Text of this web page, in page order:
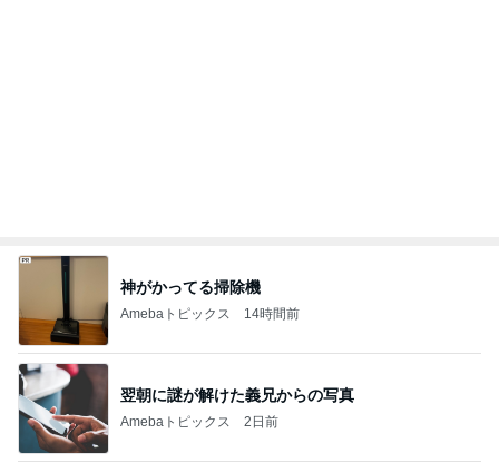
神がかってる掃除機
Amebaトピックス 14時間前
翌朝に謎が解けた義兄からの写真
Amebaトピックス 2日前